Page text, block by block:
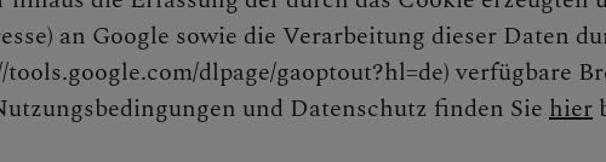
an Google sowie die Verarbeitung dieser Daten
dlpage/gaoptout?hl=de) verfügbare
und Datenschutz finden Siehier